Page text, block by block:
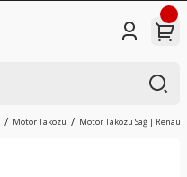
Motor Takozu Motor Takozu Sağ | Renault